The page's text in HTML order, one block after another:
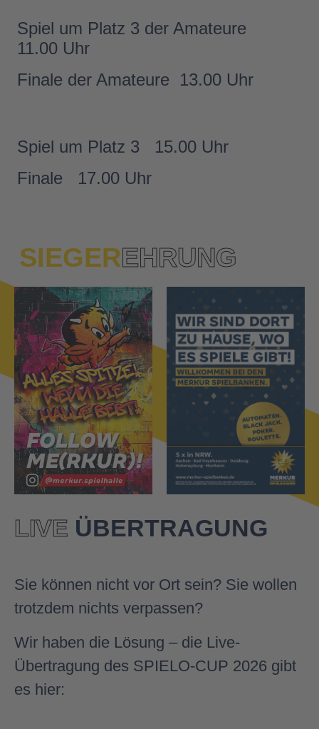
Spiel um Platz 3 der Amateure
11.00 Uhr
Finale der Amateure
13.00 Uhr
Spiel um Platz 3
15.00 Uhr
Finale
17.00 Uhr
SIEGEREHRUNG
LIVE ÜBERTRAGUNG
Sie können nicht vor Ort sein? Sie wollen
trotzdem nichts verpassen?
Wir haben die Lösung – die Live-
Übertragung des SPIELO-CUP 2026 gibt
es hier: